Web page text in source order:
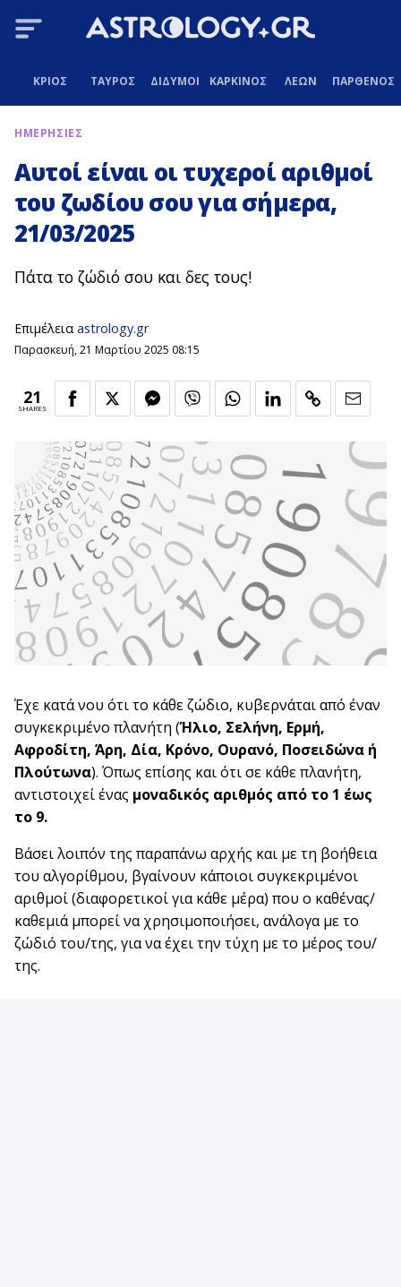
ΚΡΙΟΣ ΤΑΥΡΟΣ ΔΙΔΥΜΟΙ ΚΑΡΚΙΝΟΣ ΛΕΩΝ ΠΑΡΘΕΝΟΣ
ΗΜΕΡΗΣΙΕΣ
Αυτοί είναι οι τυχεροί αριθμοί
του ζωδίου σου για σήμερα,
21/03/2025
Πάτα το ζώδιό σου και δες τους!
Επιμέλεια astrology.gr
Παρασκευή, 21 Μαρτίου 2025 08:15
21
SHARES
Έχε κατά νου ότι το κάθε ζώδιο, κυβερνάται από έναν
συγκεκριμένο πλανήτη (Ήλιο, Σελήνη, Ερμή,
Αφροδίτη, Άρη, Δία, Κρόνο, Ουρανό, Ποσειδώνα ή
Πλούτωνα). Όπως επίσης και ότι σε κάθε πλανήτη,
αντιστοιχεί ένας μοναδικός αριθμός από το 1 έως
το 9.
Βάσει λοιπόν της παραπάνω αρχής και με τη βοήθεια
του αλγορίθμου, βγαίνουν κάποιοι συγκεκριμένοι
αριθμοί (διαφορετικοί για κάθε μέρα) που ο καθένας/
καθεμιά μπορεί να χρησιμοποιήσει, ανάλογα με το
ζώδιό του/της, για να έχει την τύχη με το μέρος του/
της.